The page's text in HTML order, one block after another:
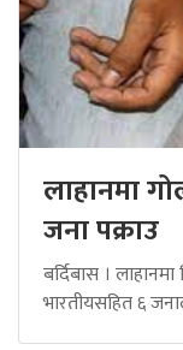
लाहानमा
जना पक्राउ
बर्दिबास ।
भारतीयसहित ६